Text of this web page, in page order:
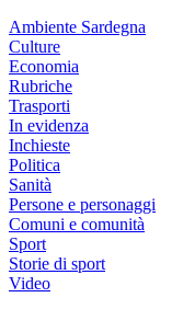
Ambiente Sardegna
Culture
Economia
Rubriche
Trasporti
In evidenza
Inchieste
Politica
Sanità
Persone e personaggi
Comuni e comunità
Sport
Storie di sport
Video